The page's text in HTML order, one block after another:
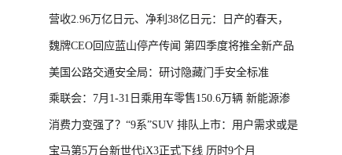
营收2.96万亿日元、净利38亿日元：日产的春天，
回来了
魏牌CEO回应蓝山停产传闻 第四季度将推全新产品
美国公路交通安全局：研讨隐藏门手安全标准
乘联会：7月1-31日乘用车零售150.6万辆 新能源渗
透率64.4%
消费力变强了？“9系”SUV 排队上市：用户需求或是
主因
宝马第5万台新世代iX3正式下线 历时9个月